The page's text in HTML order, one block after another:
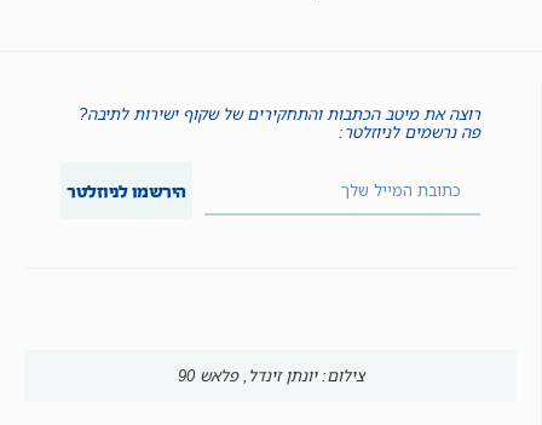
רוצה את מיטב הכתבות והתחקירים של שקוף ישירות לתיבה?
פה נרשמים לניוזלטר:
הירשמו לניוזלטר
צילום: יונתן זינדל, פלאש 90